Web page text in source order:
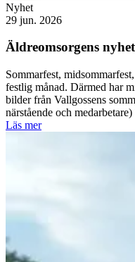
Nyhet
29 jun. 2026
Äldreomsorgens
Sommarfest,
festlig månad. Därmed har
bilder från Vallgossens
närstående och
Läs mer